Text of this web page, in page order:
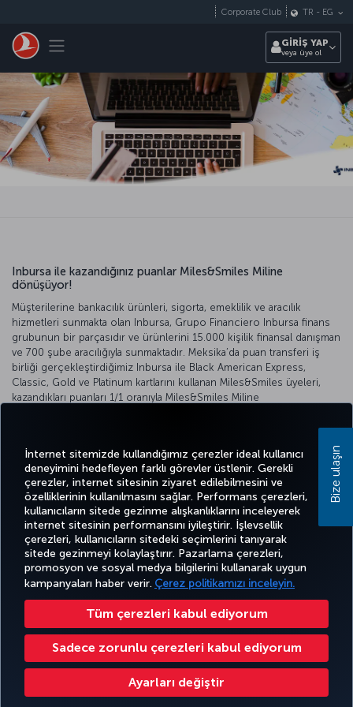
İnternet sitemizde kullandığımız çerezler ideal kullanıcı
deneyimini hedefleyen farklı görevler üstlenir. Gerekli
çerezler, internet sitesinin ziyaret edilebilmesini ve
özelliklerinin kullanılmasını sağlar. Performans çerezleri,
kullanıcıların sitede gezinme alışkanlıklarını inceleyerek
internet sitesinin performansını iyileştirir. İşlevsellik
çerezleri, kullanıcıların sitedeki seçimlerini tanıyarak
sitede gezinmeyi kolaylaştırır. Pazarlama çerezleri,
promosyon ve sosyal medya bilgilerini kullanarak uygun
kampanyaları haber verir. Çerez politikamızı inceleyin.
Tüm çerezleri kabul ediyorum
Sadece zorunlu çerezleri kabul ediyorum
Ayarları değiştir
Toggle navigation
Corporate Club TR - EG
GİRİŞ YAP
veya üye ol
Inbursa ile kazandığınız puanlar Miles&Smiles Miline
dönüşüyor!
Müşterilerine bankacılık ürünleri, sigorta, emeklilik ve aracılık
hizmetleri sunmakta olan Inbursa, Grupo Financiero Inbursa finans
grubunun bir parçasıdır ve ürünlerini 15.000 kişilik finansal danışman
ve 700 şube aracılığıyla sunmaktadır. Meksika’da puan transferi iş
birliği gerçekleştirdiğimiz Inbursa ile Black American Express,
Classic, Gold ve Platinum kartlarını kullanan Miles&Smiles üyeleri,
kazandıkları puanları 1/1 oranıyla Miles&Smiles Miline
TwitterFacebook
Instagram
YoutubeLinkedIn
TiktokBlogPinterest
BİLET
AL VE
YÖNET
DENEYİM
FIRSATLAR
VE UÇUŞ
NOKTALARI
YARDIM MILES&SMILES
Bilgi Toplumu Hizmetleri Erişilebilirlik Gizlilik ve Çerez Politikası Yasal Uyarı Yolcu Hakları
Çerez Ayarlarını Değiştir
Türk Hava Yolları A.O. Her hakkı saklıdır. © 1996 - 2026
Bize ulaşın